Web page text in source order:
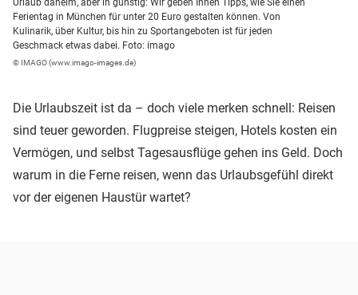
Ferientag in München für unter 20 Euro gestalten können. Von
Kulinarik, über Kultur, bis hin zu Sportangeboten ist für jeden
Geschmack etwas dabei. Foto: imago
© IMAGO (www.imago-images.de)
Die Urlaubszeit ist da – doch viele merken schnell: Reisen
sind teuer geworden. Flugpreise steigen, Hotels kosten ein
Vermögen, und selbst Tagesausflüge gehen ins Geld. Doch
warum in die Ferne reisen, wenn das Urlaubsgefühl direkt
vor der eigenen Haustür wartet?